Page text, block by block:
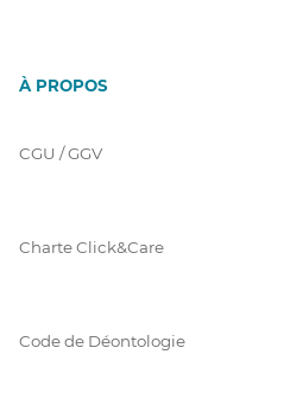
À PROPOS
CGU / GGV
Charte Click&Care
Code de Déontologie